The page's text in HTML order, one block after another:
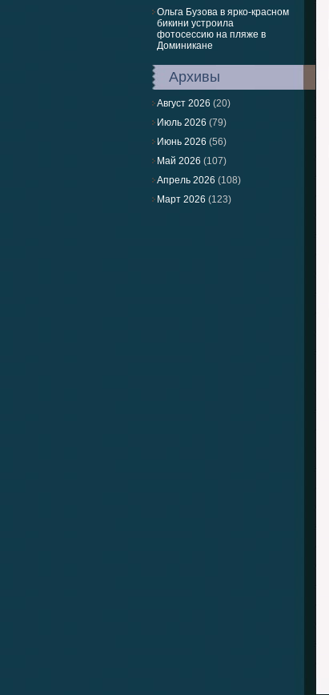
Ольга Бузова в ярко-красном
бикини устроила
фотосессию на пляже в
Доминикане
Архивы
Август 2026 (20)
Июль 2026 (79)
Июнь 2026 (56)
Май 2026 (107)
Апрель 2026 (108)
Март 2026 (123)